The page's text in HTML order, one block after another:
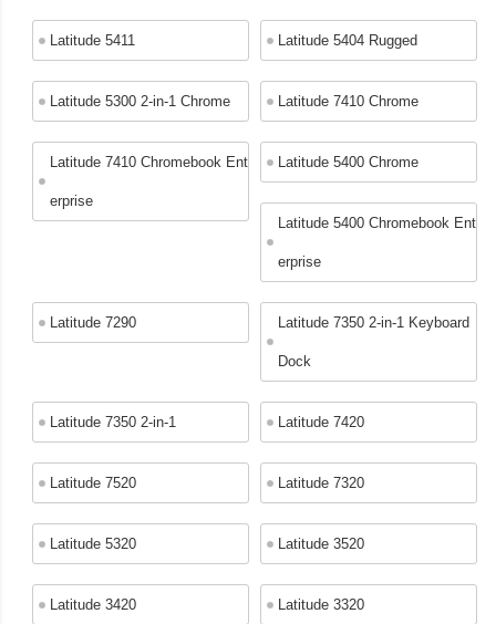
Latitude 5411 Latitude 5404 Rugged
Latitude 5300 2-in-1 Chrome Latitude 7410 Chrome
Latitude 7410 Chromebook Ent
erprise
Latitude 5400 Chrome
Latitude 5400 Chromebook Ent
erprise
Latitude 7290 Latitude 7350 2-in-1 Keyboard
Dock
Latitude 7350 2-in-1 Latitude 7420
Latitude 7520 Latitude 7320
Latitude 5320 Latitude 3520
Latitude 3420 Latitude 3320